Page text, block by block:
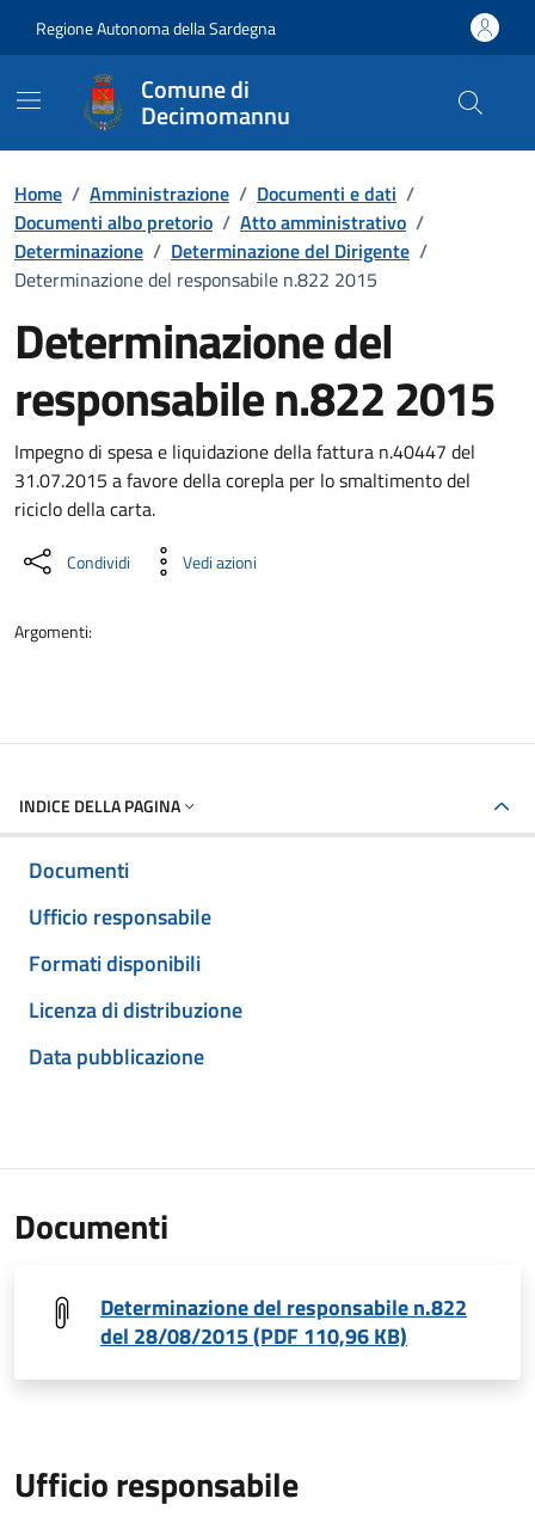
Regione Autonoma della Sardegna
Comune di
Decimomannu
Home / Amministrazione / Documenti e dati /
Documenti albo pretorio / Atto amministrativo /
Determinazione / Determinazione del Dirigente /
Determinazione del responsabile n.822 2015
Determinazione del
responsabile n.822 2015
Dettaglio del documento
Impegno di spesa e liquidazione della fattura n.40447 del
31.07.2015 a favore della corepla per lo smaltimento del
riciclo della carta.
Condividi Vedi azioni
Argomenti:
INDICE DELLA PAGINA
Documenti
Ufficio responsabile
Formati disponibili
Licenza di distribuzione
Data pubblicazione
Documenti
Determinazione del responsabile n.822
del 28/08/2015 (PDF 110,96 KB)
Ufficio responsabile